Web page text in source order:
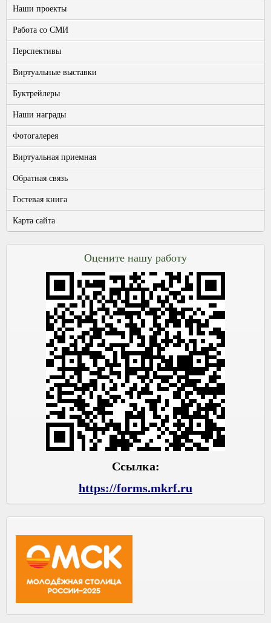
Наши проекты
Работа со СМИ
Перспективы
Виртуальные выставки
Буктрейлеры
Наши награды
Фотогалерея
Виртуальная приемная
Обратная связь
Гостевая книга
Карта сайта
Оцените нашу работу
Ссылка:
https://forms.mkrf.ru